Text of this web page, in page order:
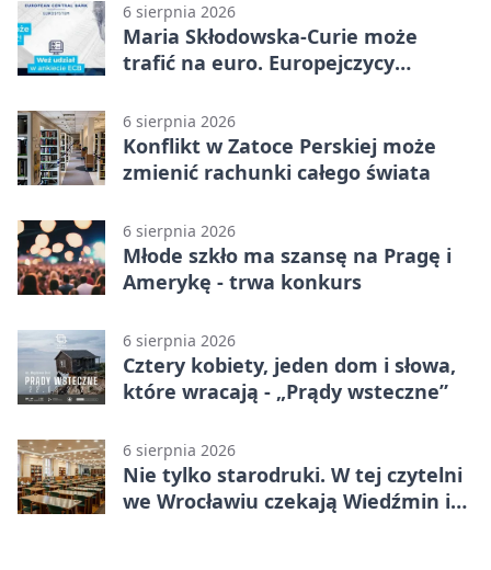
6 sierpnia 2026
Maria Skłodowska-Curie może
trafić na euro. Europejczycy
6 sierpnia 2026
Konflikt w Zatoce Perskiej może
zmienić rachunki całego świata
6 sierpnia 2026
Młode szkło ma szansę na Pragę i
Amerykę - trwa konkurs
6 sierpnia 2026
Cztery kobiety, jeden dom i słowa,
które wracają - „Prądy wsteczne”
6 sierpnia 2026
Nie tylko starodruki. W tej czytelni
we Wrocławiu czekają Wiedźmin i